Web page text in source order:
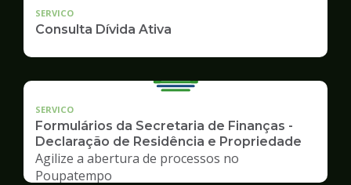
SERVICO
Consulta Dívida Ativa
SERVICO
Formulários da Secretaria de Finanças -
Declaração de Residência e Propriedade
Agilize a abertura de processos no
Poupatempo